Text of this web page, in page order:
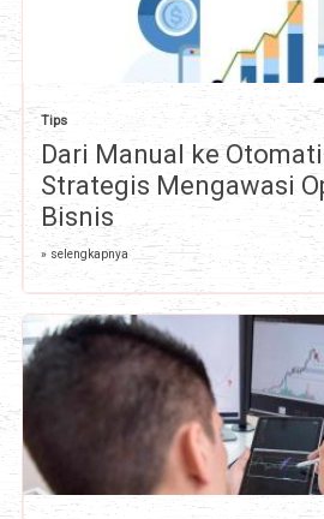
Tips
Dari Manual ke
Strategis Mengawasi
Bisnis
» selengkapnya